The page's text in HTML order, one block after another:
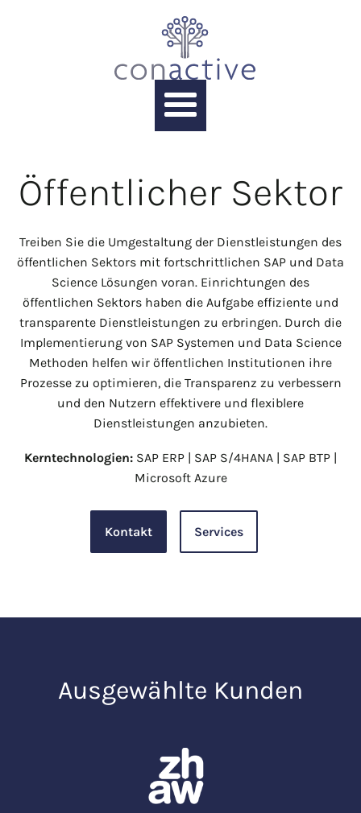
Öffentlicher Sektor
Treiben Sie die Umgestaltung der Dienstleistungen des
öffentlichen Sektors mit fortschrittlichen SAP und Data
Science Lösungen voran. Einrichtungen des
öffentlichen Sektors haben die Aufgabe effiziente und
transparente Dienstleistungen zu erbringen. Durch die
Implementierung von SAP Systemen und Data Science
Methoden helfen wir öffentlichen Institutionen ihre
Prozesse zu optimieren, die Transparenz zu verbessern
und den Nutzern effektivere und flexiblere
Dienstleistungen anzubieten.
Kerntechnologien: SAP ERP | SAP S/4HANA | SAP BTP |
Microsoft Azure
Kontakt Services
Ausgewählte Kunden